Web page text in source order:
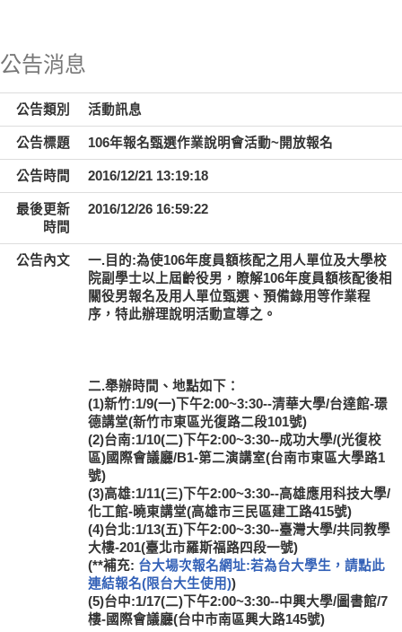
公告消息
公告類別 活動訊息
公告標題 106年報名甄選作業說明會活動~開放報名
公告時間 2016/12/21 13:19:18
最後更新
時間
2016/12/26 16:59:22
公告內文
一.目的:為使106年度員額核配之用人單位及大學校
院副學士以上屆齡役男，瞭解106年度員額核配後相
關役男報名及用人單位甄選、預備錄用等作業程
序，特此辦理說明活動宣導之。
二.舉辦時間、地點如下：
(1)新竹:1/9(一)下午2:00~3:30--清華大學/台達館-璟
德講堂(新竹市東區光復路二段101號)
(2)台南:1/10(二)下午2:00~3:30--成功大學/(光復校
區)國際會議廳/B1-第二演講室(台南市東區大學路1
號)
(3)高雄:1/11(三)下午2:00~3:30--高雄應用科技大學/
化工館-曉東講堂(高雄市三民區建工路415號)
(4)台北:1/13(五)下午2:00~3:30--臺灣大學/共同教學
大樓-201(臺北市羅斯福路四段一號)
(**補充: 台大場次報名網址:若為台大學生，請點此
連結報名(限台大生使用))
(5)台中:1/17(二)下午2:00~3:30--中興大學/圖書館/7
樓-國際會議廳(台中市南區興大路145號)